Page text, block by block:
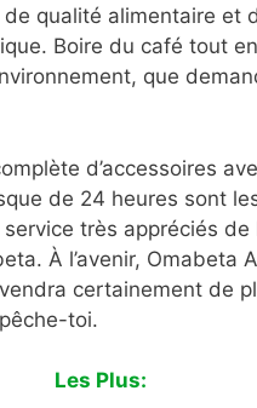
de qualité alimentaire et
Boire du café tout en
que
d’accessoires
de 24 heures sont
très appréciés de
À l’avenir, Omabeta
certainement de
toi.
Les Plus: